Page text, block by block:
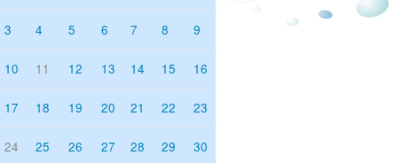
3 4 5 6 7 8 9
10 11 12 13 14 15 16
17 18 19 20 21 22 23
24 25 26 27 28 29 30